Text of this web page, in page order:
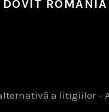
DOVIT ROMANIA